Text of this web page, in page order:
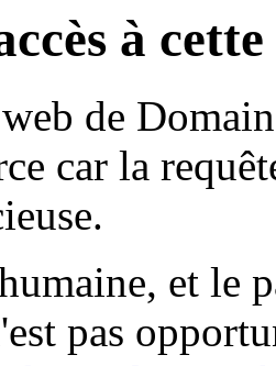
à
de
car la
et le
pas